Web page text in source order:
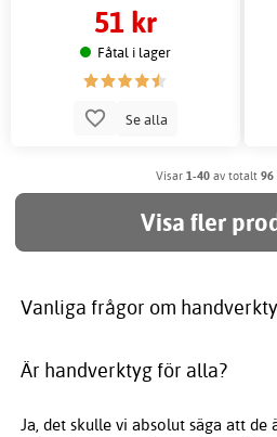
51 kr
Fåtal i lager
Se alla
Visar 1-40 av totalt 96
Visa fler
Vanliga frågor om
Är handverktyg för alla?
Ja, det skulle vi absolut säga att de